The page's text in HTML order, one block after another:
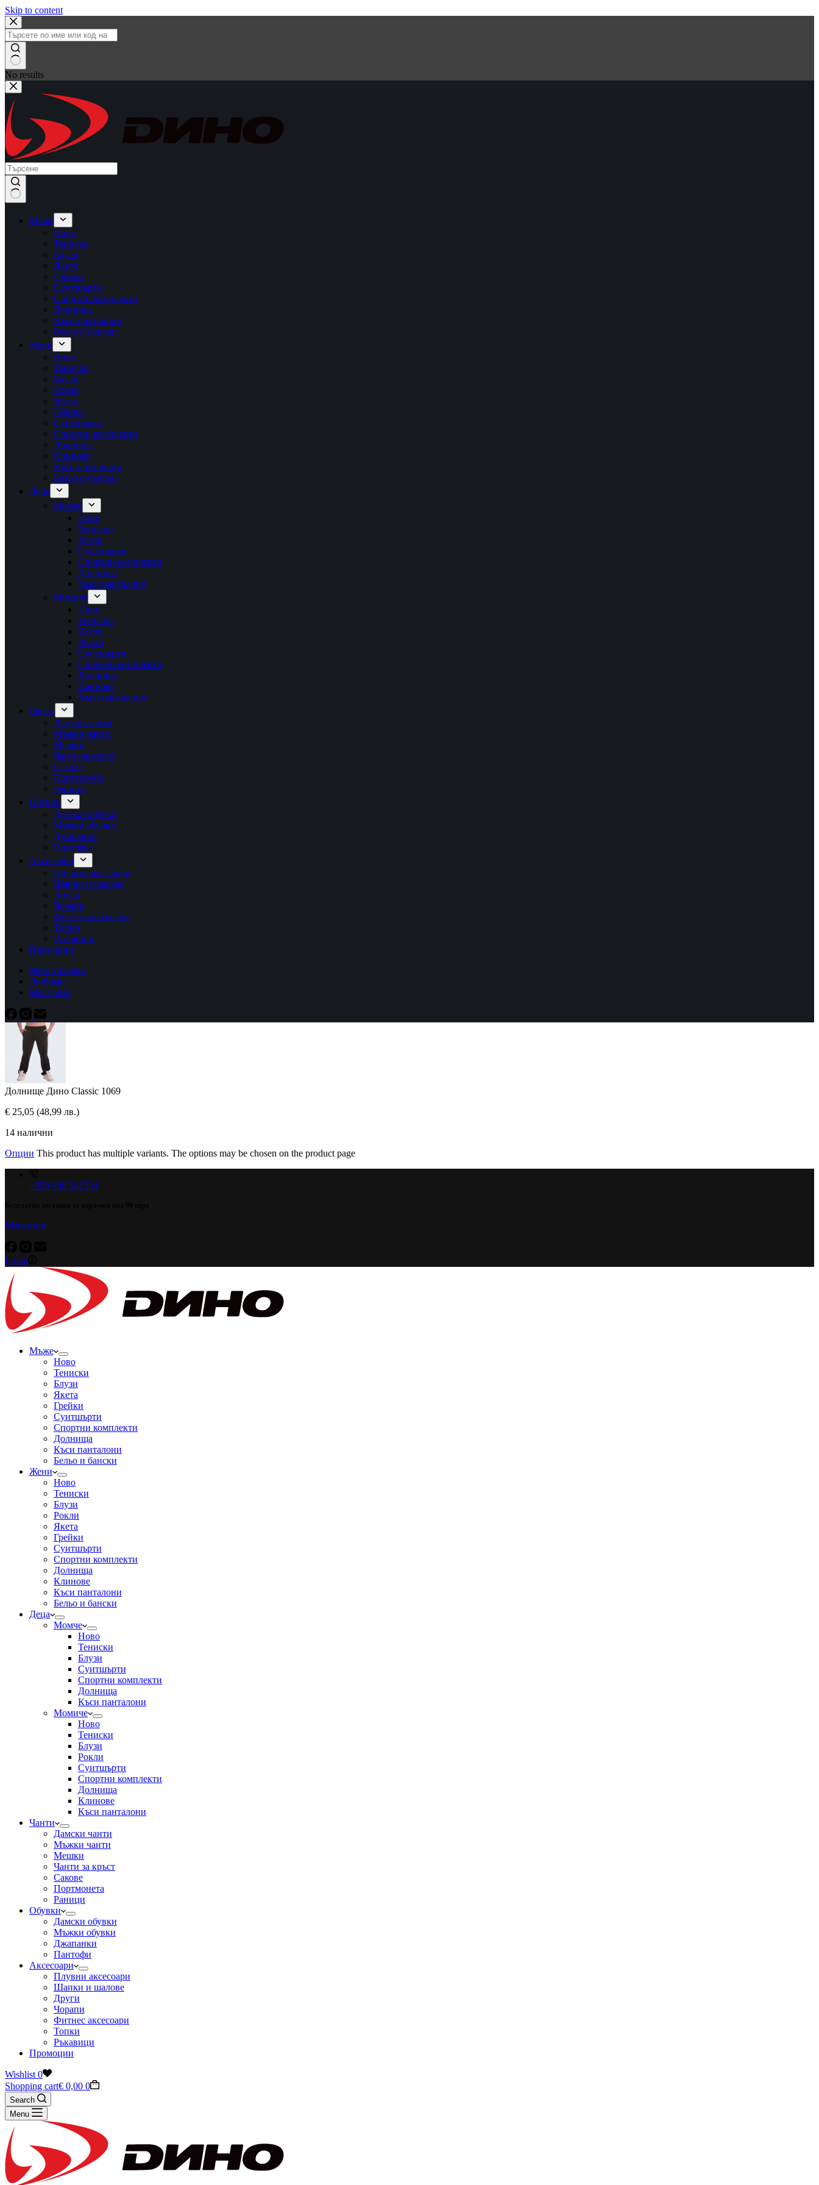
Skip to content
No results
Мъже
Ново
Тениски
Блузи
Якета
Грейки
Суитшърти
Спортни комплекти
Долнища
Къси панталони
Бельо и бански
Жени
Ново
Тениски
Блузи
Рокли
Якета
Грейки
Суитшърти
Спортни комплекти
Долнища
Клинове
Къси панталони
Бельо и бански
Деца
Момче
Ново
Тениски
Блузи
Суитшърти
Спортни комплекти
Долнища
Къси панталони
Момиче
Ново
Тениски
Блузи
Рокли
Суитшърти
Спортни комплекти
Долнища
Клинове
Къси панталони
Чанти
Дамски чанти
Мъжки чанти
Мешки
Чанти за кръст
Сакове
Портмонета
Раници
Обувки
Дамски обувки
Мъжки обувки
Джапанки
Пантофи
Аксесоари
Плувни аксесоари
Шапки и шалове
Други
Чорапи
Фитнес аксесоари
Топки
Ръкавици
Промоции
Моят профил
Любими
Магазини
Долнище Дино Classic 1069
€ 25,05 (48,99 лв.)
14 налични
Опции This product has multiple variants. The options may be chosen on the product page
+359 898 541534
Магазини
Login
Мъже
Ново
Тениски
Блузи
Якета
Грейки
Суитшърти
Спортни комплекти
Долнища
Къси панталони
Бельо и бански
Жени
Ново
Тениски
Блузи
Рокли
Якета
Грейки
Суитшърти
Спортни комплекти
Долнища
Клинове
Къси панталони
Бельо и бански
Деца
Момче
Ново
Тениски
Блузи
Суитшърти
Спортни комплекти
Долнища
Къси панталони
Момиче
Ново
Тениски
Блузи
Рокли
Суитшърти
Спортни комплекти
Долнища
Клинове
Къси панталони
Чанти
Дамски чанти
Мъжки чанти
Мешки
Чанти за кръст
Сакове
Портмонета
Раници
Обувки
Дамски обувки
Мъжки обувки
Джапанки
Пантофи
Аксесоари
Плувни аксесоари
Шапки и шалове
Други
Чорапи
Фитнес аксесоари
Топки
Ръкавици
Промоции
Wishlist 0
Shopping cart€ 0,00 0
Search
Menu